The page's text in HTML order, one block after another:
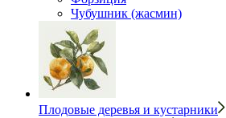
Чубушник (жасмин)
Плодовые деревья и кустарники